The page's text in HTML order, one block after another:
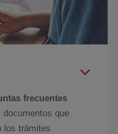
frecuentes
que
los trámites